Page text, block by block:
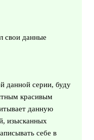
свои данные
данной серии, буду
красивым
данную
изысканных
себе в